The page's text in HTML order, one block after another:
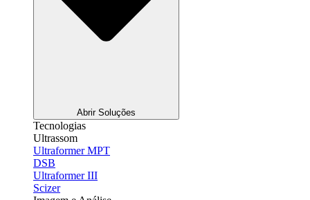
Abrir Soluções
Tecnologias
Ultrassom
Ultraformer MPT
DSB
Ultraformer III
Scizer